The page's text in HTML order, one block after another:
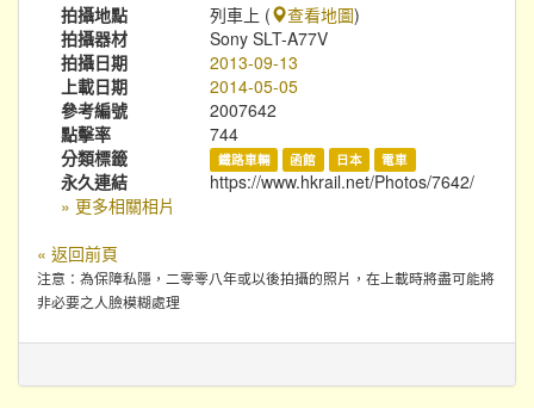
拍攝地點 列車上 ( 查看地圖)
拍攝器材
Sony SLT-A77V
拍攝日期
2013-09-13
上載日期
2014-05-05
參考編號
2007642
點擊率
744
分類標籤
鐵路車輛 函館 日本 電車
永久連結
https://www.hkrail.net/Photos/7642/
» 更多相關相片
« 返回前頁
注意：為保障私隱，二零零八年或以後拍攝的照片，在上載時將盡可能將
非必要之人臉模糊處理